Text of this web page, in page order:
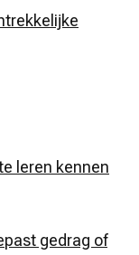
leren kennen
gedrag of